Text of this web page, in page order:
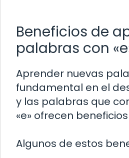
Beneficios de
palabras con
Aprender nuevas
fundamental en el
y las palabras que
«e» ofrecen
Algunos de estos